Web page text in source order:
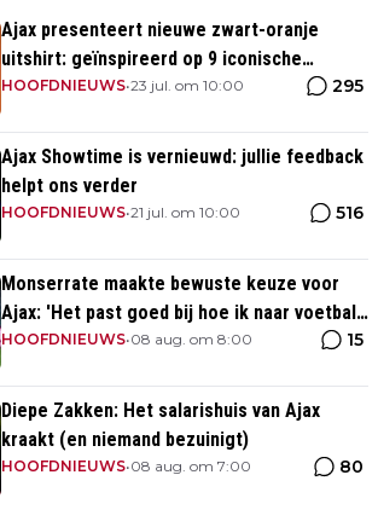
Ajax presenteert nieuwe zwart-oranje
uitshirt: geïnspireerd op 9 iconische
momenten uit clubhistorie
HOOFDNIEUWS•23 jul. om 10:00 295
Ajax Showtime is vernieuwd: jullie feedback
helpt ons verder
HOOFDNIEUWS•21 jul. om 10:00 516
Monserrate maakte bewuste keuze voor
Ajax: 'Het past goed bij hoe ik naar voetbal
kijk’
HOOFDNIEUWS•08 aug. om 8:00 15
Diepe Zakken: Het salarishuis van Ajax
kraakt (en niemand bezuinigt)
HOOFDNIEUWS•08 aug. om 7:00 80